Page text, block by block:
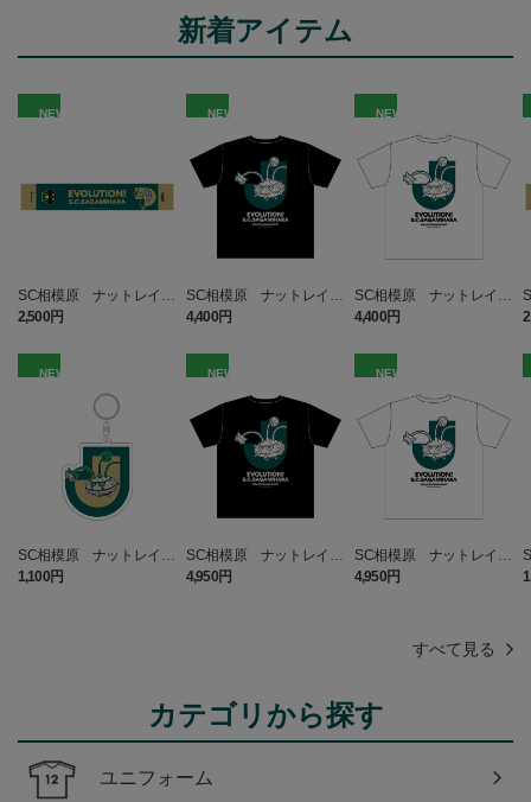
新着アイテム
NEW
SC相模原 ナットレイ
タオルマフラー
2,500円
NEW
SC相模原 ナットレイ
キーホルダー
1,100円
NEW
SC相模原 ナットレイ T
シャツ BLACK キッズ
4,400円
NEW
SC相模原 ナットレイ T
シャツ BLACK
4,950円
NEW
SC相模原 ナットレイ T
シャツ WHITE キッズ
4,400円
NEW
SC相模原 ナットレイ T
シャツ WHITE
4,950円
すべて見る
カテゴリから探す
ユニフォーム